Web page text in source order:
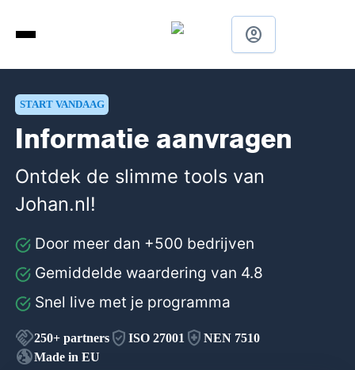
account_circle
START VANDAAG
Informatie aanvragen
Ontdek de slimme tools van
Johan.nl!
Door meer dan +500 bedrijven
Gemiddelde waardering van 4.8
Snel live met je programma
handshake250+ partners verified_user ISO 27001 health_and_safety NEN 7510
globe_ukMade in EU